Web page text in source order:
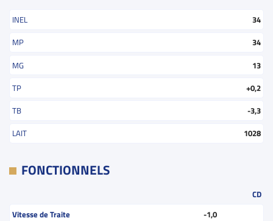
INEL
34
MP
34
MG
13
TP
+0,2
TB
-3,3
LAIT
1028
FONCTIONNELS
CD
Vitesse de Traite
-1,0